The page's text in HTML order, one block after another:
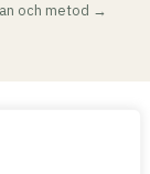
och metod →